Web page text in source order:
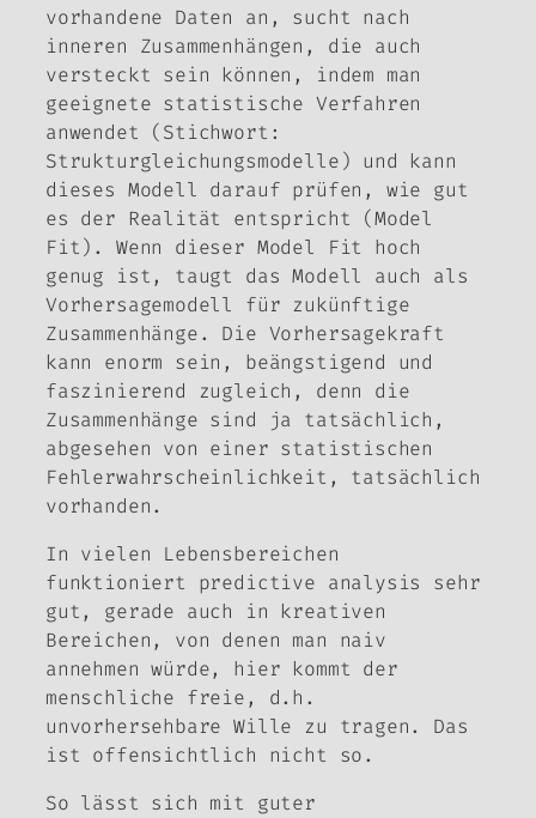
vorhandene Daten an, sucht nach
inneren Zusammenhängen, die auch
versteckt sein können, indem man
geeignete statistische Verfahren
anwendet (Stichwort:
Strukturgleichungsmodelle) und kann
dieses Modell darauf prüfen, wie gut
es der Realität entspricht (Model
Fit). Wenn dieser Model Fit hoch
genug ist, taugt das Modell auch als
Vorhersagemodell für zukünftige
Zusammenhänge. Die Vorhersagekraft
kann enorm sein, beängstigend und
faszinierend zugleich, denn die
Zusammenhänge sind ja tatsächlich,
abgesehen von einer statistischen
Fehlerwahrscheinlichkeit, tatsächlich
vorhanden.
In vielen Lebensbereichen
funktioniert predictive analysis sehr
gut, gerade auch in kreativen
Bereichen, von denen man naiv
annehmen würde, hier kommt der
menschliche freie, d.h.
unvorhersehbare Wille zu tragen. Das
ist offensichtlich nicht so.
So lässt sich mit guter